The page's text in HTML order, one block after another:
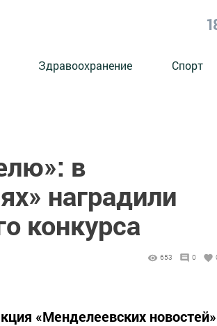
Здравоохранение Спорт
в
наградили
конкурса
653 0
«Менделеевских новостей»